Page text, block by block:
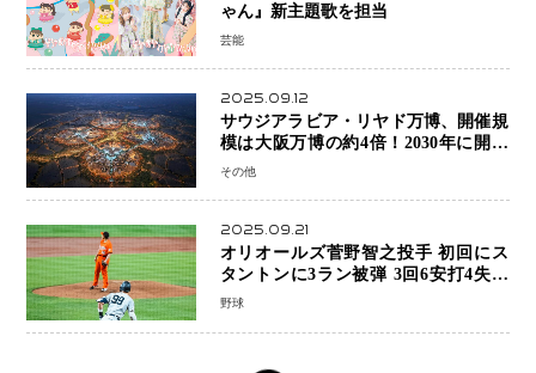
ゃん』新主題歌を担当
芸能
2025.09.12
サウジアラビア・リヤド万博、開催規
模は大阪万博の約4倍！2030年に開幕
予定
その他
2025.09.21
オリオールズ菅野智之投手 初回にス
タントンに3ラン被弾 3回6安打4失点
で降板
野球